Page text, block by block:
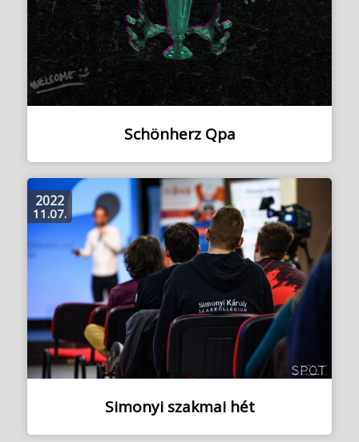
Schönherz Qpa
Simonyi szakmai hét
2022
11.07.